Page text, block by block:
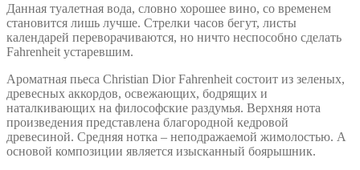
Данная туалетная вода, словно хорошее вино, со временем
становится лишь лучше. Стрелки часов бегут, листы
календарей переворачиваются, но ничто неспособно сделать
Fahrenheit устаревшим.
Ароматная пьеса Christian Dior Fahrenheit состоит из зеленых,
древесных аккордов, освежающих, бодрящих и
наталкивающих на философские раздумья. Верхняя нота
произведения представлена благородной кедровой
древесиной. Средняя нотка – неподражаемой жимолостью. А
основой композиции является изысканный боярышник.